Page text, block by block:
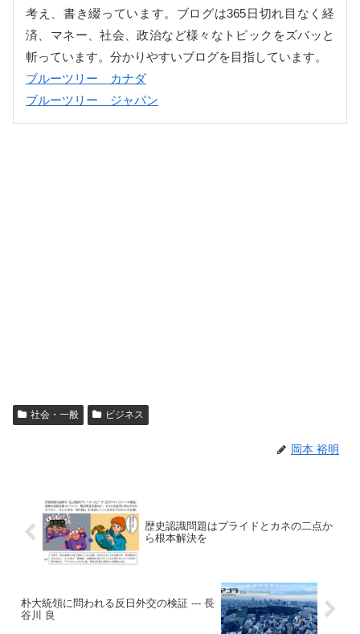
考え、書き綴っています。ブログは365日切れ目なく経
済、マネー、社会、政治など様々なトピックをズバッと
斬っています。分かりやすいブログを目指しています。
ブルーツリー カナダ
ブルーツリー ジャパン
社会・一般 ビジネス
岡本 裕明
歴史認識問題はプライドとカネの二点か
ら根本解決を
朴大統領に問われる反日外交の検証 --- 長
谷川 良